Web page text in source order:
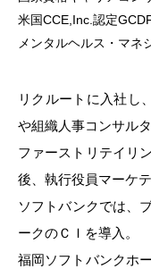
米国CCE,Inc.認定
メンタルヘルス・マ
リクルートに入社し
や組織人事コンサルタ
ファーストリテイリ
後、執行役員マーケ
ソフトバンクでは、
ークのＣＩを導入。
福岡ソフトバンクホ